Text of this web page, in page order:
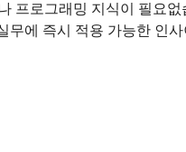
프로그래밍 지식이 필요없
무에 즉시 적용 가능한 인